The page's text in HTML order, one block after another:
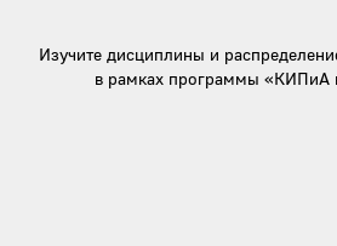
Изучите дисциплины и
в рамках программы «КИПиА